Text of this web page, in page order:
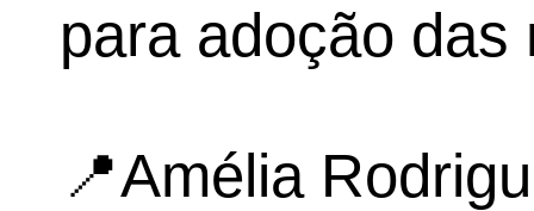
para adoção
📍Amélia